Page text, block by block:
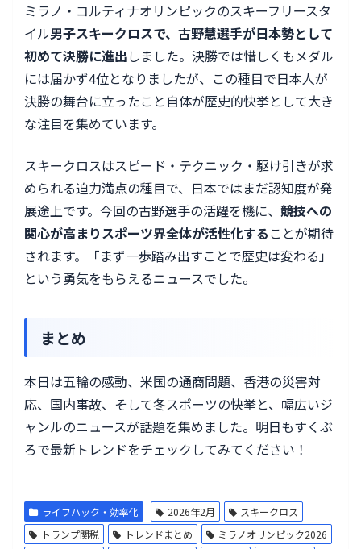
ミラノ・コルティナオリンピックのスキーフリースタ
イル男子スキークロスで、古野慧選手が日本勢として
初めて決勝に進出しました。決勝では惜しくもメダル
には届かず4位となりましたが、この種目で日本人が
決勝の舞台に立ったこと自体が歴史的快挙として大き
な注目を集めています。
スキークロスはスピード・テクニック・駆け引きが求
められる迫力満点の種目で、日本ではまだ認知度が発
展途上です。今回の古野選手の活躍を機に、 競技への
関心が高まりスポーツ界全体が活性化する ことが期待
されます。「まず一歩踏み出すことで歴史は変わる」
という勇気をもらえるニュースでした。
まとめ
本日は五輪の感動、米国の通商問題、香港の災害対
応、国内事故、そして冬スポーツの快挙と、幅広いジ
ャンルのニュースが話題を集めました。明日もすくぶ
ろで最新トレンドをチェックしてみてください！
ライフハック・効率化 2026年2月
スキークロス
トランプ関税
トレンドまとめ
ミラノオリンピック2026